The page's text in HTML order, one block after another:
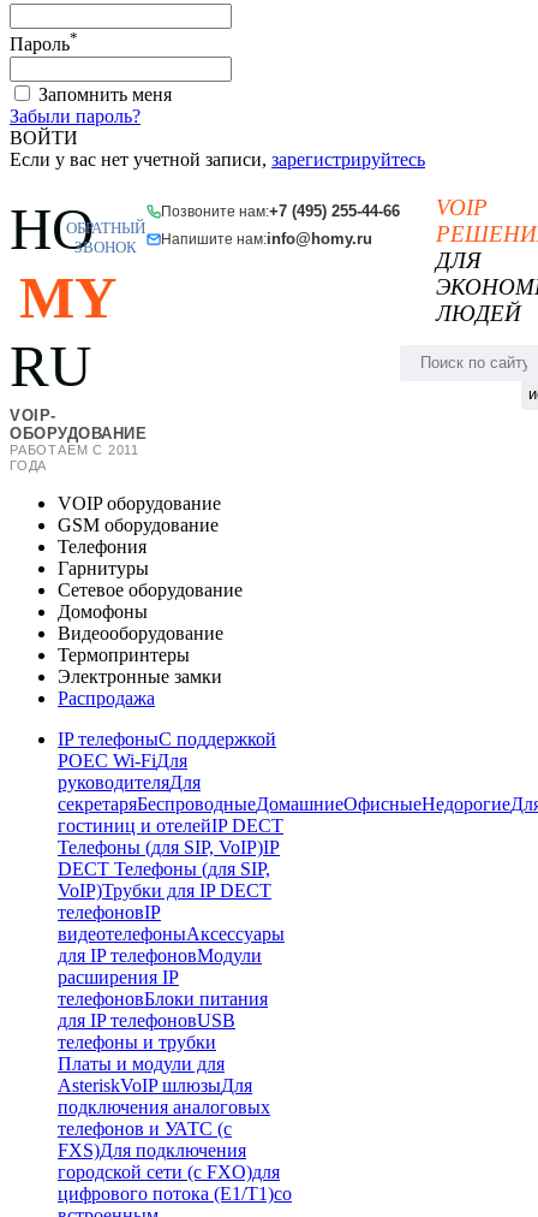
Пароль*
Запомнить меня
Забыли пароль?
ВОЙТИ
Если у вас нет учетной записи, зарегистрируйтесь
HO
MY
RU
VOIP-
ОБОРУДОВАНИЕ
РАБОТАЕМ С 2011
ГОДА
Позвоните нам:+7 (495) 255-44-66
Напишите нам:info@homy.ru
ОБРАТНЫЙ
ЗВОНОК
VOIP
ДЛЯ
ЛЮДЕЙ
VOIP оборудование
GSM оборудование
Телефония
Гарнитуры
Сетевое оборудование
Домофоны
Видеооборудование
Термопринтеры
Электронные замки
Распродажа
IP телефоныС поддержкой
POEC Wi-FiДля
руководителяДля
секретаряБеспроводныеДомашниеОфисныеНедорогие
гостиниц и отелейIP DECT
Телефоны (для SIP, VoIP)IP
DECT Телефоны (для SIP,
VoIP)Трубки для IP DECT
телефоновIP
видеотелефоныАксессуары
для IP телефоновМодули
расширения IP
телефоновБлоки питания
для IP телефоновUSB
телефоны и трубки
Платы и модули для
AsteriskVoIP шлюзыДля
подключения аналоговых
телефонов и УАТС (с
FXS)Для подключения
городской сети (с FXO)для
цифрового потока (E1/T1)со